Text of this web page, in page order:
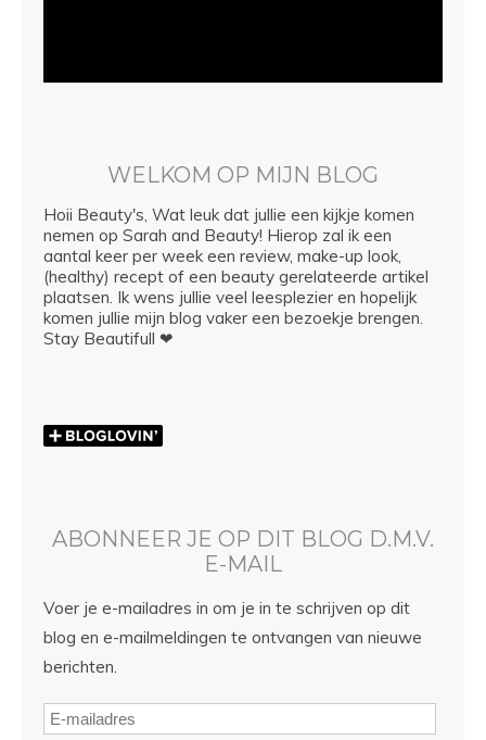
WELKOM OP MIJN BLOG
Hoii Beauty's, Wat leuk dat jullie een kijkje komen
nemen op Sarah and Beauty! Hierop zal ik een
aantal keer per week een review, make-up look,
(healthy) recept of een beauty gerelateerde artikel
plaatsen. Ik wens jullie veel leesplezier en hopelijk
komen jullie mijn blog vaker een bezoekje brengen.
Stay Beautifull ❤
ABONNEER JE OP DIT BLOG D.M.V.
E-MAIL
Voer je e-mailadres in om je in te schrijven op dit
blog en e-mailmeldingen te ontvangen van nieuwe
berichten.